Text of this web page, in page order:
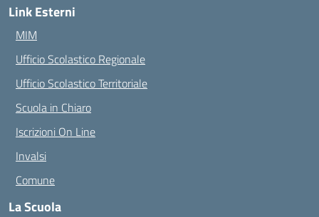
Link Esterni
MIM
Ufficio Scolastico Regionale
Ufficio Scolastico Territoriale
Scuola in Chiaro
Iscrizioni On Line
Invalsi
Comune
La Scuola